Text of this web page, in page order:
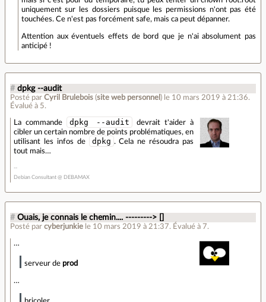
uniquement sur les dossiers puisque les permissions n'ont pas été
touchées. Ce n'est pas forcément safe, mais ca peut dépanner.
Attention aux éventuels effets de bord que je n'ai absolument pas
anticipé !
# dpkg --audit
Posté par Cyril Brulebois (site web personnel ) le 10 mars 2019 à 21:36.
Évalué à 5.
La commande dpkg --audit
devrait t'aider à
cibler un certain nombre de points problématiques, en
utilisant les infos de
dpkg . Cela ne résoudra pas
tout mais…
Debian Consultant @ DEBAMAX
# Ouais, je connais le chemin.... ---------> []
Posté par cyberjunkie le 10 mars 2019 à 21:37. Évalué à 7.
…
serveur de prod
…
bricoler